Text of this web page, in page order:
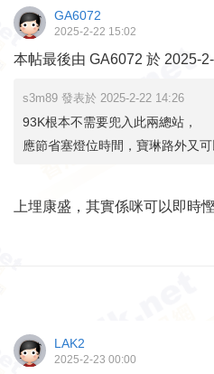
GA6072
2025-2-22 15:02
本帖最後由 GA6072 於 2025-
s3m89 發表於 2025-2-22 14:26
93K根本不需要兜入此兩總站，
應節省塞燈位時間，寶琳路外又
上埋康盛，其實係咪可以即時
LAK2
2025-2-23 00:00